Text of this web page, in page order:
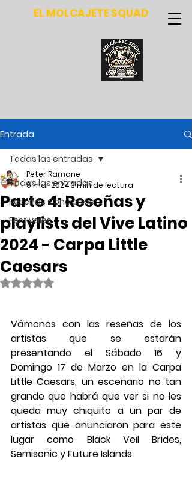
EL MOLCAJETE SQUAD
Entrada
Todas las entradas
Reseñas Conciertos
Festivales
Todas las entradas
Parte 4: Reseñas y
playlists del Vive Latino
2024 - Carpa Little
Caesars
Peter Ramone
6 mar 20243 min de lectura
Obtuvo NaN de 5 estrellas.
Vámonos con las reseñas de los
artistas que se estarán
presentando el Sábado 16 y
Domingo 17 de Marzo en la Carpa
Little Caesars, un escenario no tan
grande que habrá que ver si no les
queda muy chiquito a un par de
artistas que anunciaron para este
lugar como Black Veil Brides,
Semisonic y Future Islands